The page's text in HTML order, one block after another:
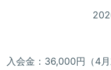
入会金：36,000円（4